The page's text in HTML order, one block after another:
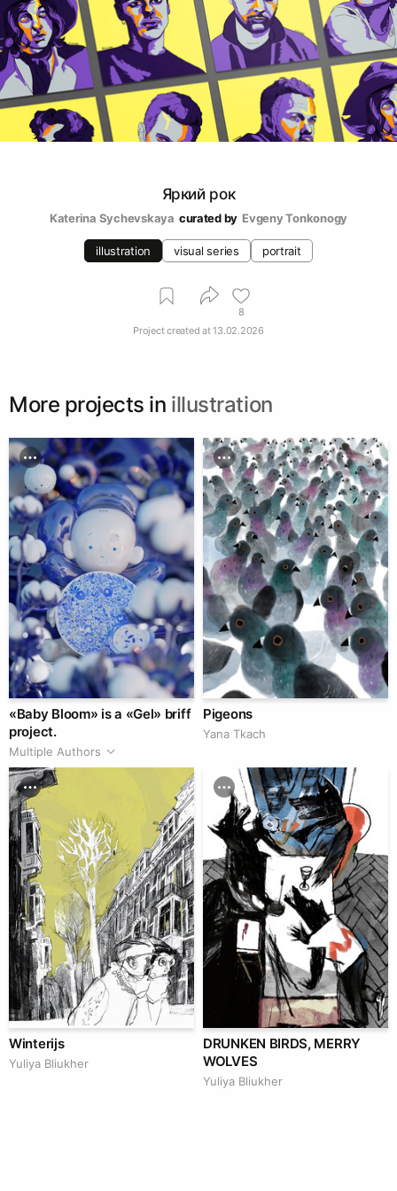
Яркий рок
Katerina Sychevskaya curated by Evgeny Tonkonogy
illustration visual series portrait
8
Project created at13.02.2026
More projects in illustration
«Baby Bloom» is a «Gel» briff
project.
Multiple Authors
Pigeons
Yana Tkach
Winterijs
Yuliya Bliukher
DRUNKEN BIRDS, MERRY
WOLVES
Yuliya Bliukher